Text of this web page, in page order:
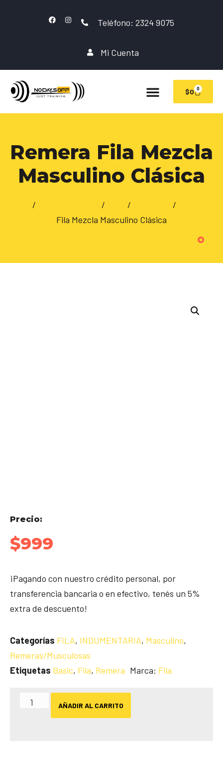
Teléfono: 2324 9075
Mi Cuenta
$0 0
Remera Fila Mezcla
Masculino Clásica
/ / / /
Fila Mezcla Masculino Clásica
Precio:
$999
¡Pagando con nuestro crédito personal, por
transferencia bancaria o en efectivo, tenés un 5%
extra de descuento!
Categorías FILA, INDUMENTARIA, Masculino,
Remeras/Musculosas
Etiquetas Basic, Fila, Remera Marca: Fila
AÑADIR AL CARRITO